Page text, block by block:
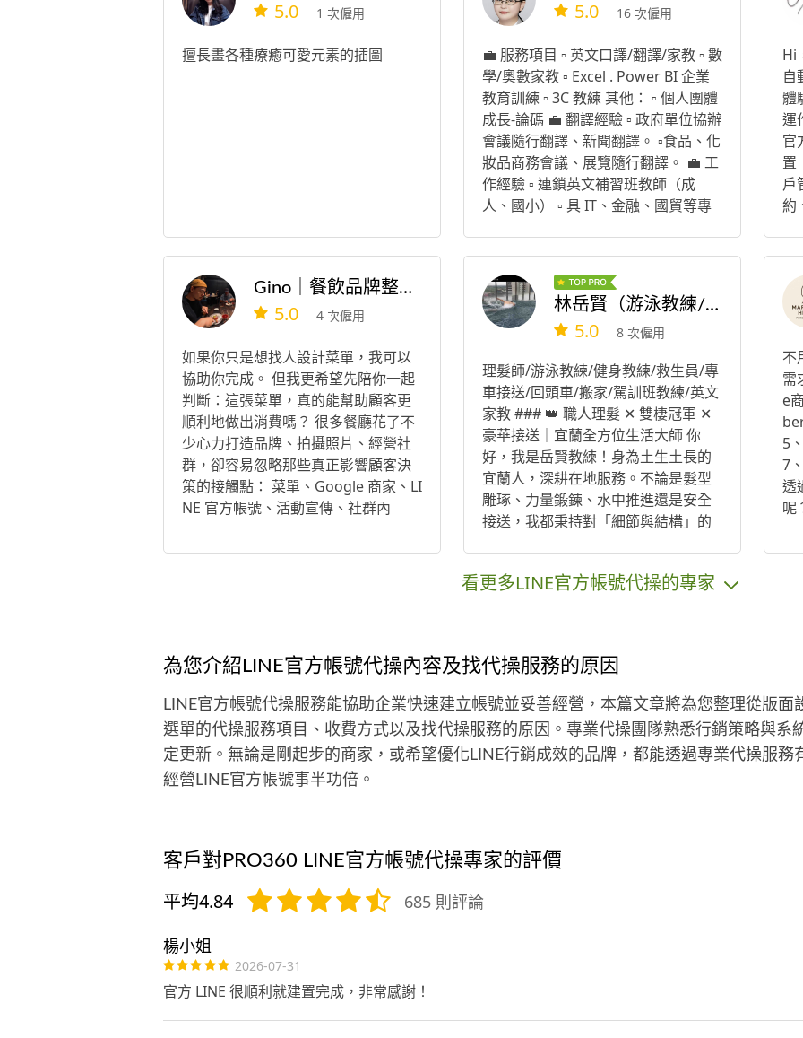
5.0 1 次僱用
擅長畫各種療癒可愛元素的插圖
5.0 16 次僱用
💼 服務項目 ▫️ 英文口譯/翻譯/家教 ▫️ 數
學/奧數家教 ▫️ Excel . Power BI 企業
教育訓練 ▫️ 3C 教練 其他： ▫️ 個人團體
成長-論碼 💼 翻譯經驗 ▫️ 政府單位協辦
會議隨行翻譯、新聞翻譯。 ▫️食品、化
妝品商務會議、展覽隨行翻譯。 💼 工
作經驗 ▫️ 連鎖英文補習班教師（成
人、國小） ▫️ 具 IT、金融、國貿等專
客戶跨政府軍方單位、製造業、知名
電信、 超商，以及公共運輸產業。 🏫
教育背景 ▫️畢業於 University of Victo
ria 經濟學 (碩士) & 數學 (學士)。 ▫️14
大 & 台灣雙國籍。 ▫️多益金色證書 TO
EIC 940 分 ▫️ITS Python國際認證 ▫️微
軟 PL-300: Microsoft Power BI 資料
分析師 ▫️ISO 27001：2022資訊安全管
理系統主導稽核員
Hi
自
體
運
官
置
戶
約
邀
號
說
望
時
規
芯
Gino｜餐飲品牌整合・菜單設計
5.0 4 次僱用
如果你只是想找人設計菜單，我可以
協助你完成。 但我更希望先陪你一起
判斷：這張菜單，真的能幫助顧客更
順利地做出消費嗎？ 很多餐廳花了不
少心力打造品牌、拍攝照片、經營社
群，卻容易忽略那些真正影響顧客決
策的接觸點： 菜單、Google 商家、LI
NE 官方帳號、活動宣傳、社群內
顧客： ✔ 願不願意走進店裡 ✔ 願不願
方，而不是一開始就急著推薦你做更
多行銷。 因為每一間餐廳遇到的問題
都不一樣， 有些需要重新整理菜單動
線，有些需要改善品牌資訊，也有些
需要整合活動企劃與數位門面。 找到
真正的問題，比急著做更多事情更重
要， 確認方向後，我也會協助整合設
• 菜單優化與設計整合 • 餐飲活動企劃
與宣傳設計 • Google 商家優化 • LINE
官方帳號建置 • 短影音內容規劃 • 餐飲
品牌整合 我相信，好的設計只是結
果；正確的策略與清楚的品牌方向，
才是餐廳長期經營的開始。
林岳賢（游泳教練/健身教練/理髮師/專車接駁司機/英文家教
5.0 8 次僱用
理髮師/游泳教練/健身教練/救生員/專
車接送/回頭車/搬家/駕訓班教練/英文
家教 ### 👑 職人理髮 ✕ 雙棲冠軍 ✕
豪華接送｜宜蘭全方位生活大師 你
好，我是岳賢教練！身為土生土長的
宜蘭人，深耕在地服務。不論是髮型
雕琢、力量鍛鍊、水中推進還是安全
接送，我都秉持對「細節與結構」的
安全（20年水域資歷） 不只教你游得
*專業證照**：中華民國高階 B 級游
泳教練證 🪪、體育署合格救生員、紅
十字會救生員、海軍爆破協會救生
員、紅十字會 CPR+AED 急救員。 國
際加分項：持有 TOEIC 多益國際英文
認證，具備基礎外語溝通能力，歡迎
4）。 * **教學項目**：自由式、蛙
水上自救。 * **招生對象**：3歲
觀念！ * **冠軍級力量**：現役健力
不
需
e
5
7
透
呢
看更多LINE官方帳號代操的專家
為您介紹LINE官方帳號代操內容及找代操服務的原因
LINE官方帳號代操服務能協助企業快速建立帳號並妥善經營，本篇文章將為您整理從版
選單的代操服務項目、收費方式以及找代操服務的原因。專業代操團隊熟悉行銷策略與系
定更新。無論是剛起步的商家，或希望優化LINE行銷成效的品牌，都能透過專業代操服務
經營LINE官方帳號事半功倍。
客戶對PRO360 LINE官方帳號代操專家的評價
平均4.84 685 則評論
楊小姐
2026-07-31
官方 LINE 很順利就建置完成，非常感謝！